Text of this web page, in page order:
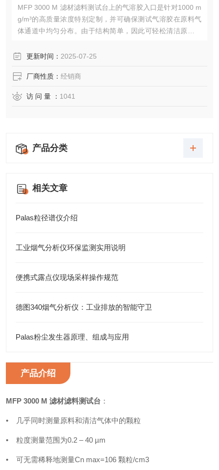
MFP 3000 M 滤材滤料测试台上的气溶胶入口是针对1000 m
g/m³的高质量浓度特别定制，并可确保测试气溶胶在原料气
体通道中均匀分布。由于结构简单，因此可轻松清洁原料气
更新时间： 2025-07-25
厂商性质： 经销商
访 问 量 ： 1041
产品分类
相关文章
Palas粒径谱仪介绍
工业烟气分析仪环保监测实用说明
便携式露点仪现场采样操作规范
德图340烟气分析仪：工业排放的智能守卫
Palas粉尘发生器原理、组成与应用
产品介绍
MFP 3000 M 滤材滤料测试台 ：
• 几乎同时测量原料和清洁气体中的颗粒
• 粒度测量范围为0.2 – 40 µm
• 可无需稀释地测量Cn max=106 颗粒/cm3